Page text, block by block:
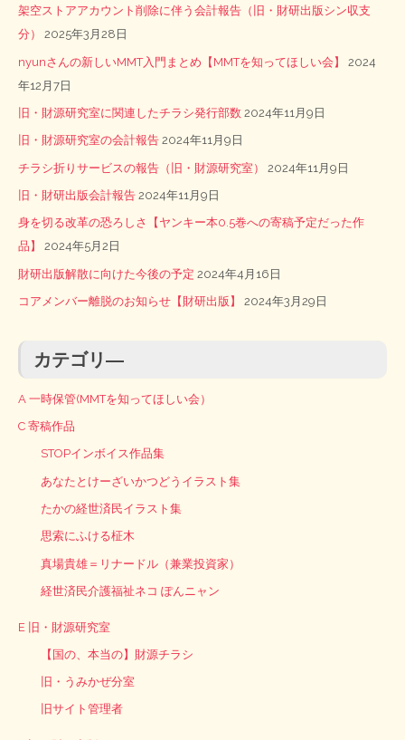
架空ストアアカウント削除に伴う会計報告（旧・財研出版シン収支
分）
2025年3月28日
nyunさんの新しいMMT入門まとめ【MMTを知ってほしい会】
2024
年12月7日
旧・財源研究室に関連したチラシ発行部数 2024年11月9日
旧・財源研究室の会計報告 2024年11月9日
チラシ折りサービスの報告（旧・財源研究室） 2024年11月9日
旧・財研出版会計報告 2024年11月9日
身を切る改革の恐ろしさ【ヤンキー本0.5巻への寄稿予定だった作
品】
2024年5月2日
財研出版解散に向けた今後の予定 2024年4月16日
コアメンバー離脱のお知らせ【財研出版】 2024年3月29日
カテゴリ―
A 一時保管(MMTを知ってほしい会）
C 寄稿作品
STOPインボイス作品集
あなたとけーざいかつどうイラスト集
たかの経世済民イラスト集
思索にふける柾木
真場貴雄＝リナードル（兼業投資家）
経世済民介護福祉ネコ ぽんニャン
E 旧・財源研究室
【国の、本当の】財源チラシ
旧・うみかぜ分室
旧サイト管理者